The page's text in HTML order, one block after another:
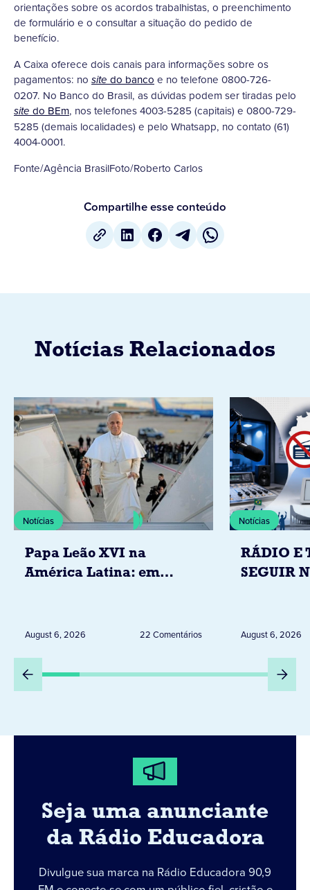
orientações sobre os acordos trabalhistas, o preenchimento
de formulário e o consultar a situação do pedido de
benefício.
A Caixa oferece dois canais para informações sobre os
pagamentos: no site do banco e no telefone 0800-726-
0207. No Banco do Brasil, as dúvidas podem ser tiradas pelo
site do BEm, nos telefones 4003-5285 (capitais) e 0800-729-
5285 (demais localidades) e pelo Whatsapp, no contato (61)
4004-0001.
Fonte/Agência BrasilFoto/Roberto Carlos
Compartilhe esse conteúdo
Notícias Relacionados
Notícias
Papa Leão XVI na
América Latina: em
Peru
August 6, 2026 22 Comentários
Notícias
RÁDIO E
SEGUIR
DESTA
August 6, 2026
Seja uma anunciante
da Rádio Educadora
Divulgue sua marca na Rádio Educadora 90,9